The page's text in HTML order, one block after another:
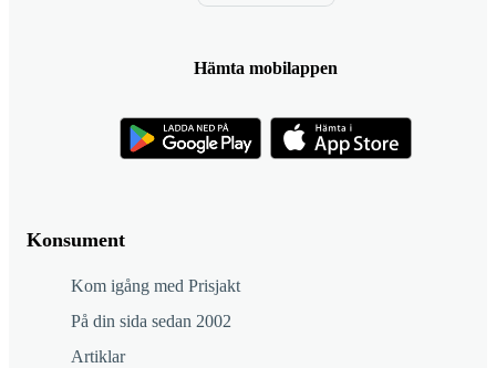
Konsument
Kom igång med Prisjakt
På din sida sedan 2002
Artiklar
Hämta mobilappen